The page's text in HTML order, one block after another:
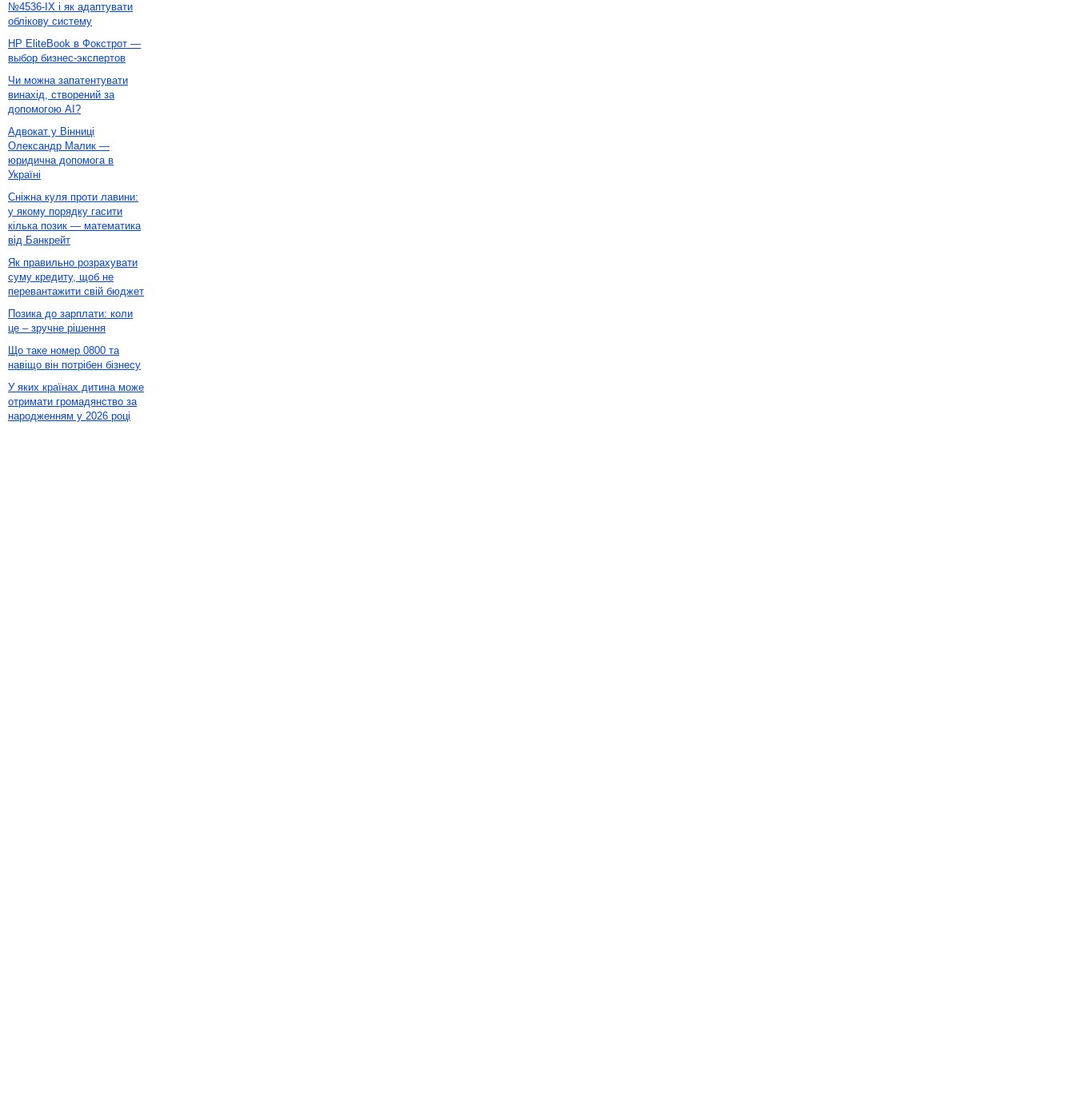
№4536-IX і як адаптувати
облікову систему
HP EliteBook в Фокстрот —
выбор бизнес-экспертов
Чи можна запатентувати
винахід, створений за
допомогою AI?
Адвокат у Вінниці
Олександр Малик —
юридична допомога в
Україні
Сніжна куля проти лавини:
у якому порядку гасити
кілька позик — математика
від Банкрейт
Як правильно розрахувати
суму кредиту, щоб не
перевантажити свій бюджет
Позика до зарплати: коли
це – зручне рішення
Що таке номер 0800 та
навіщо він потрібен бізнесу
У яких країнах дитина може
отримати громадянство за
народженням у 2026 році